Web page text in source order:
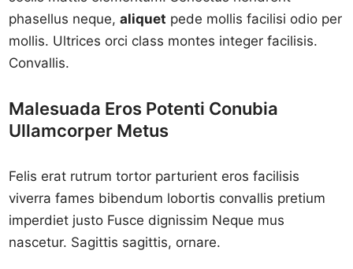
phasellus neque,aliquet pede mollis facilisi odio per
mollis. Ultrices orci class montes integer facilisis.
Convallis.
Malesuada Eros Potenti Conubia
Ullamcorper Metus
Felis erat rutrum tortor parturient eros facilisis
viverra fames bibendum lobortis convallis pretium
imperdiet justo Fusce dignissim Neque mus
nascetur. Sagittis sagittis, ornare.